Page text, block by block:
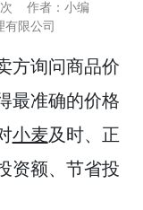
作者：小编
限公司
方询问商品价
最准确的价格
小麦及时、正
资额、节省投